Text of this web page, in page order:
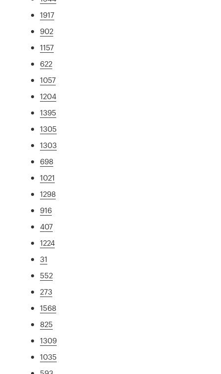
1917
902
1157
622
1057
1204
1395
1305
1303
698
1021
1298
916
407
1224
31
552
273
1568
825
1309
1035